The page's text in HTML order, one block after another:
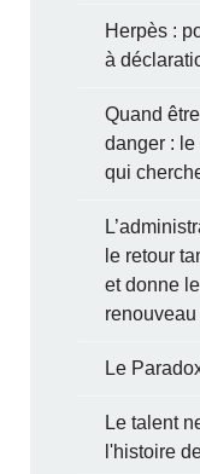
Herpès :
à
Quand
danger :
qui
le retour
et donne
Le
Le talent
l'histoire